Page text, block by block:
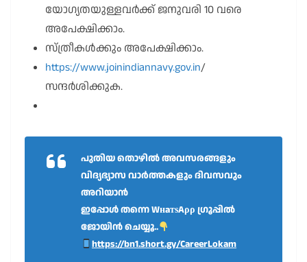
യോഗ്യതയുള്ളവർക്ക് ജനുവരി 10 വരെ
അപേക്ഷിക്കാം.
സ്ത്രീകൾക്കും അപേക്ഷിക്കാം.
https://www.joinindiannavy.gov.in/
സന്ദർശിക്കുക.
പുതിയ തൊഴിൽ അവസരങ്ങളും
വിദ്യഭ്യാസ വാർത്തകളും ദിവസവും
അറിയാൻ
ഇപ്പോൾ തന്നെ WнaтѕAρρ ഗ്രൂപ്പിൽ
ജോയിൻ ചെയ്യൂ..
https://bn1.short.gy/CareerLokam